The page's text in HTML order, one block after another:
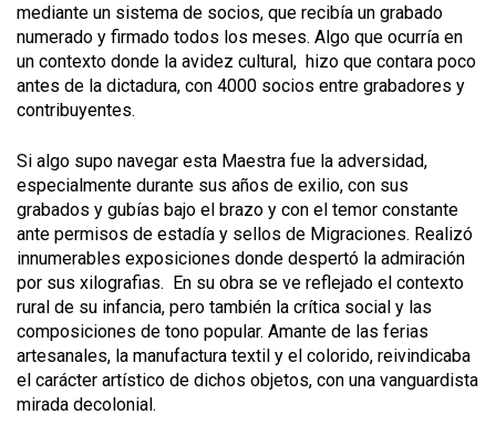
mediante un sistema de socios, que recibía un grabado
numerado y firmado todos los meses. Algo que ocurría en
un contexto donde la avidez cultural, hizo que contara poco
antes de la dictadura, con 4000 socios entre grabadores y
contribuyentes.
Si algo supo navegar esta Maestra fue la adversidad,
especialmente durante sus años de exilio, con sus
grabados y gubías bajo el brazo y con el temor constante
ante permisos de estadía y sellos de Migraciones. Realizó
innumerables exposiciones donde despertó la admiración
por sus xilografias. En su obra se ve reflejado el contexto
rural de su infancia, pero también la crítica social y las
composiciones de tono popular. Amante de las ferias
artesanales, la manufactura textil y el colorido, reivindicaba
el carácter artístico de dichos objetos, con una vanguardista
mirada decolonial.